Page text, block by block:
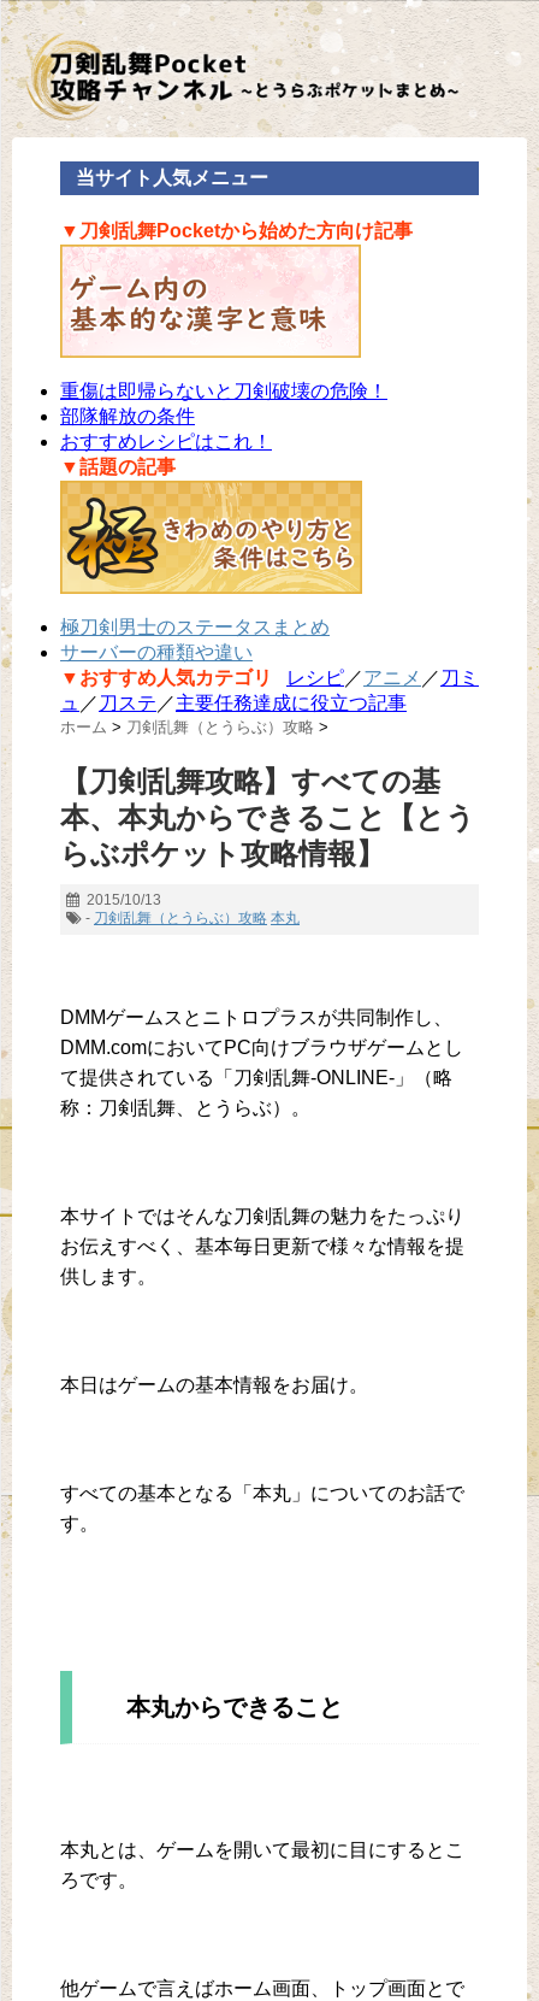
当サイト人気メニュー
▼刀剣乱舞Pocketから始めた方向け記事
重傷は即帰らないと刀剣破壊の危険！
部隊解放の条件
おすすめレシピはこれ！
▼話題の記事
極刀剣男士のステータスまとめ
サーバーの種類や違い
▼おすすめ人気カテゴリ
レシピ／アニメ ／ 刀ミ
ュ ／ 刀ステ ／主要任務達成に役立つ記事
ホーム > 刀剣乱舞（とうらぶ）攻略 >
【刀剣乱舞攻略】すべての基
本、本丸からできること【とう
らぶポケット攻略情報】
2015/10/13
- 刀剣乱舞（とうらぶ）攻略 本丸
DMMゲームスとニトロプラスが共同制作し、
DMM.comにおいてPC向けブラウザゲームとし
て提供されている「刀剣乱舞-ONLINE-」（略
称：刀剣乱舞、とうらぶ）。
本サイトではそんな刀剣乱舞の魅力をたっぷり
お伝えすべく、基本毎日更新で様々な情報を提
供します。
本日はゲームの基本情報をお届け。
すべての基本となる「本丸」についてのお話で
す。
本丸からできること
本丸とは、ゲームを開いて最初に目にするとこ
ろです。
他ゲームで言えばホーム画面、トップ画面とで